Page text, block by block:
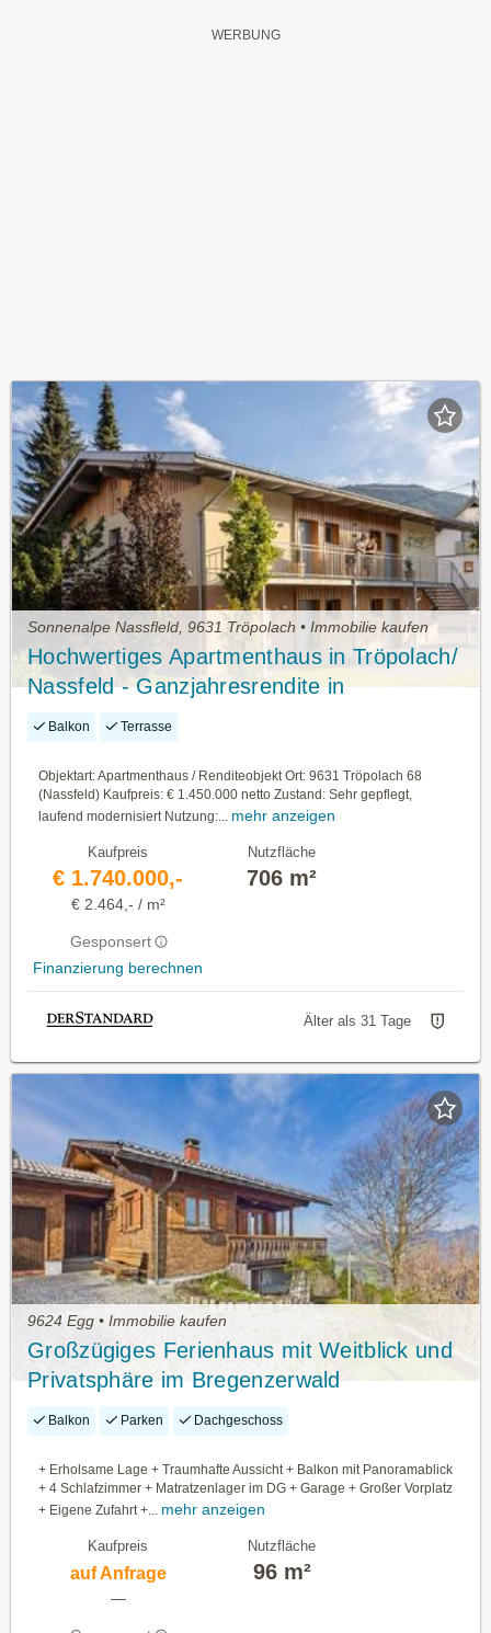
Sonnenalpe Nassfleld, 9631 Tröpolach • Immobilie kaufen
Hochwertiges Apartmenthaus in Tröpolach/
Nassfeld - Ganzjahresrendite in
Premiumlage
Balkon Terrasse
Objektart: Apartmenthaus / Renditeobjekt Ort: 9631 Tröpolach 68
(Nassfeld) Kaufpreis: € 1.450.000 netto Zustand: Sehr gepflegt,
laufend modernisiert Nutzung:... mehr anzeigen
Kaufpreis
€ 1.740.000,-
€ 2.464,- / m²
Gesponsert
Finanzierung berechnen
Nutzfläche
706 m²
Älter als 31 Tage
9624 Egg • Immobilie kaufen
Großzügiges Ferienhaus mit Weitblick und
Privatsphäre im Bregenzerwald
Balkon Parken Dachgeschoss
+ Erholsame Lage + Traumhafte Aussicht + Balkon mit Panoramablick
+ 4 Schlafzimmer + Matratzenlager im DG + Garage + Großer Vorplatz
+ Eigene Zufahrt +...
mehr anzeigen
Kaufpreis
auf Anfrage
—
Nutzfläche
96 m²